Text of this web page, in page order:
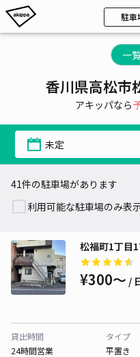
駐車
一
香川県高松市
アキッパなら
未定
41件の駐車場があります
利用可能な駐車場のみ表
松福町1丁目
¥300〜 /
貸出時間
24時間営業
タイプ
平置き